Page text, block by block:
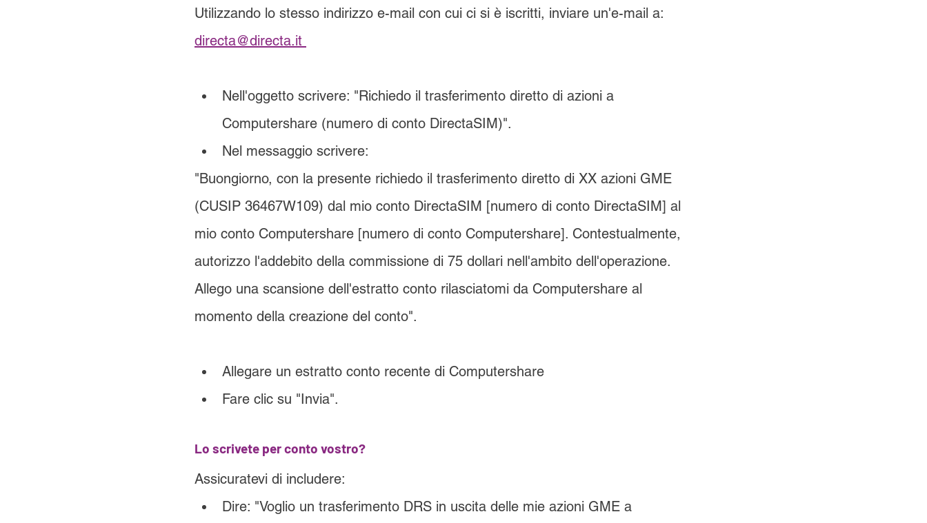
Utilizzando lo stesso indirizzo e-mail con cui ci si è iscritti, inviare un'e-mail a:
directa@directa.it
Nell'oggetto scrivere: "Richiedo il trasferimento diretto di azioni a
Computershare (numero di conto DirectaSIM)".
Nel messaggio scrivere:
"Buongiorno, con la presente richiedo il trasferimento diretto di XX azioni GME
(CUSIP 36467W109) dal mio conto DirectaSIM [numero di conto DirectaSIM] al
mio conto Computershare [numero di conto Computershare]. Contestualmente,
autorizzo l'addebito della commissione di 75 dollari nell'ambito dell'operazione.
Allego una scansione dell'estratto conto rilasciatomi da Computershare al
momento della creazione del conto".
Allegare un estratto conto recente di Computershare
Fare clic su "Invia".
Lo scrivete per conto vostro?
Assicuratevi di includere:
Dire: "Voglio un trasferimento DRS in uscita delle mie azioni GME a